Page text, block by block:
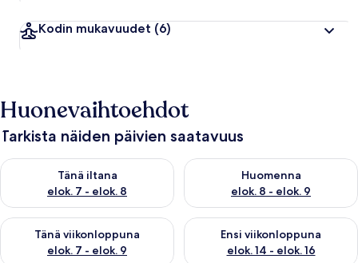
Kodin mukavuudet (6)
Huonevaihtoehdot
Tarkista näiden päivien saatavuus
Tänä iltana
elok. 7 - elok. 8
Tarkista tämän illan saatavuus elok. 7 - elok. 8
Huomenna
elok. 8 - elok. 9
Tarkista huomisen saatavuus
Tänä viikonloppuna
elok. 7 - elok. 9
Tarkista tämän viikonlopun saatavuus elok. 7 - elok. 9
Ensi viikonloppuna
elok. 14 - elok. 16
Tarkista ensi viikonlopun